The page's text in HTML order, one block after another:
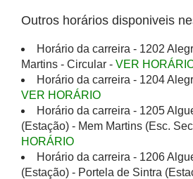
Outros horários disponiveis
Horário da carreira - 1202
Martins - Circular - VER
Horário da carreira - 1204
VER HORÁRIO
Horário da carreira - 1205
(Estação) - Mem Martins (Esc.
HORÁRIO
Horário da carreira - 1206
(Estação) - Portela de Sintra